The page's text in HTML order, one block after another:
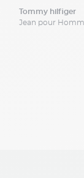
tommy hilfiger
Jean pour